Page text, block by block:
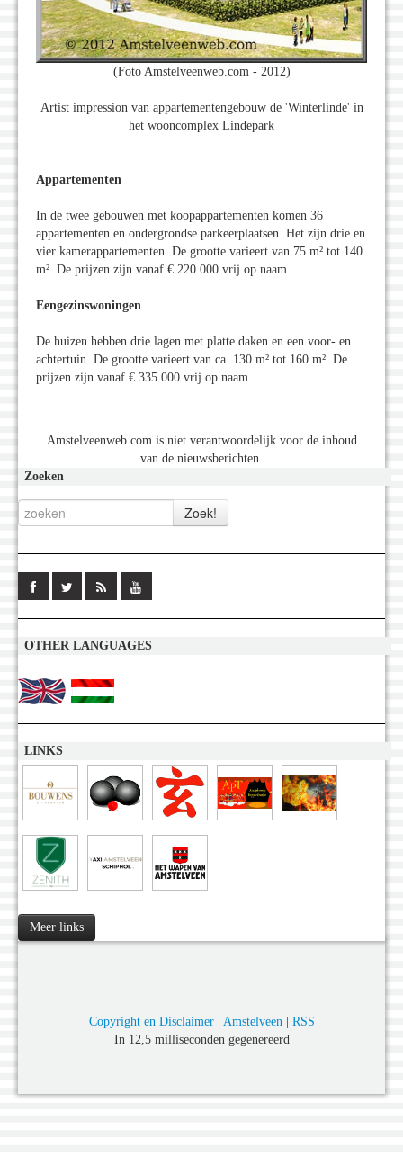
(Foto Amstelveenweb.com - 2012)
Artist impression van appartementengebouw de 'Winterlinde' in
het wooncomplex Lindepark
Appartementen
In de twee gebouwen met koopappartementen komen 36
appartementen en ondergrondse parkeerplaatsen. Het zijn drie en
vier kamerappartementen. De grootte varieert van 75 m² tot 140
m². De prijzen zijn vanaf € 220.000 vrij op naam.
Eengezinswoningen
De huizen hebben drie lagen met platte daken en een voor- en
achtertuin. De grootte varieert van ca. 130 m² tot 160 m². De
prijzen zijn vanaf € 335.000 vrij op naam.
Amstelveenweb.com is niet verantwoordelijk voor de inhoud
van de nieuwsberichten.
Zoeken
OTHER LANGUAGES
LINKS
Meer links
Copyright en Disclaimer| Amstelveen | RSS
In 12,5 milliseconden gegenereerd